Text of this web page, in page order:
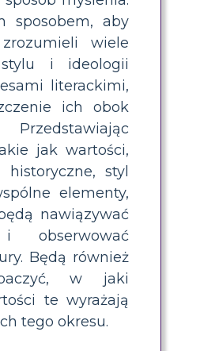
sposobem, aby
wiele
i ideologii
literackimi,
ich obok
jak wartości,
historyczne, styl
elementy,
nawiązywać
obserwować
Będą również
w jaki
te wyrażają
tego okresu.